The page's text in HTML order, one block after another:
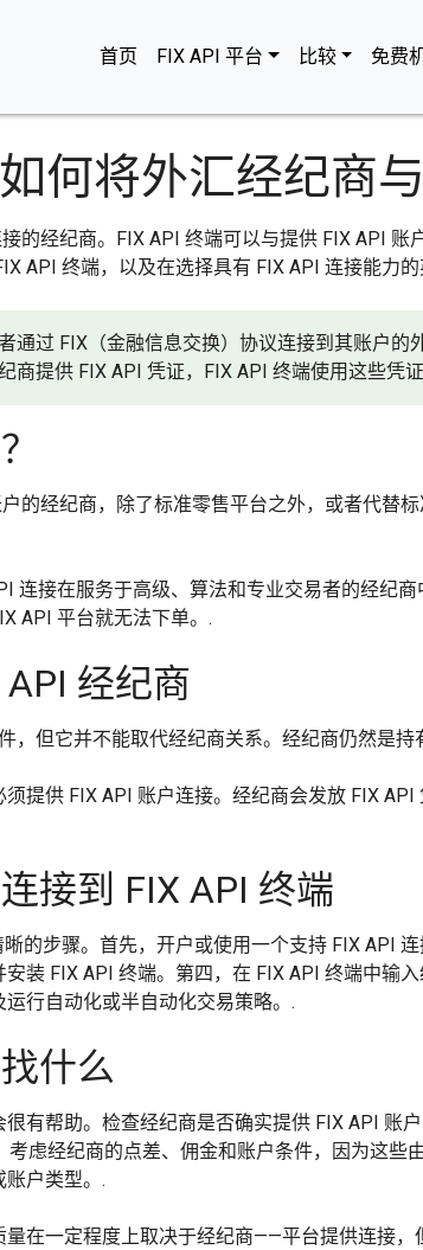
首页 FIX API 平台 比较 免费
何将外汇经纪商
的经纪商。FIX API 终端可以与提供 FIX API
API 终端，以及在选择具有 FIX API 连接能力
通过 FIX（金融信息交换）协议连接到其账户
商提供 FIX API 凭证，FIX API 终端使用这些凭
的经纪商，除了标准零售平台之外，或者代替
连接在服务于高级、算法和专业交易者的经纪
API 平台就无法下单。.
经纪商
，但它并不能取代经纪商关系。经纪商仍然是
提供 FIX API 账户连接。经纪商会发放 FIX
接到 FIX API 终端
的步骤。首先，开户或使用一个支持 FIX API
装 FIX API 终端。第四，在 FIX API 终端中输
行自动化或半自动化交易策略。.
什么
有帮助。检查经纪商是否确实提供 FIX API 账
虑经纪商的点差、佣金和账户条件，因为这
户类型。.
在一定程度上取决于经纪商——平台提供连接，